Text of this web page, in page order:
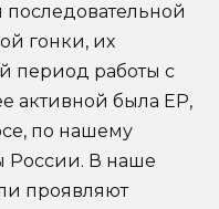
последовательной
гонки, их
период работы с
активной была ЕР,
по нашему
России. В наше
проявляют